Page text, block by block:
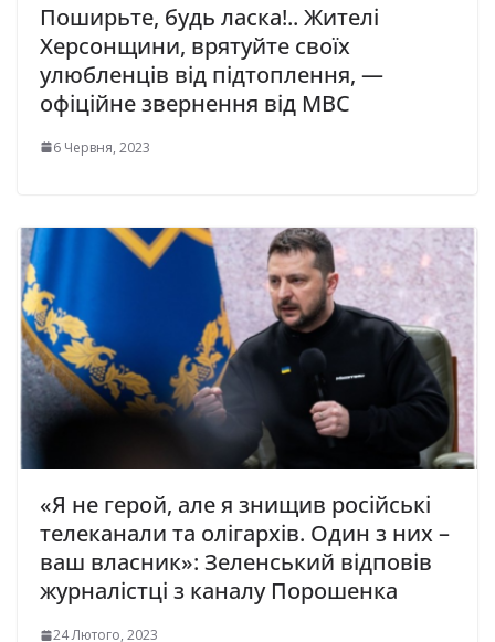
Поширьте, будь ласка!.. Житeлі
Херсонщини, врятуйте своїх
улюбленців від підтоплення, —
офіційне звернення від МВС
6 Червня, 2023
«Я не герой, але я знищив російські
телеканали та олігархів. Один з них –
ваш власник»: Зеленський відповів
журналістці з каналу Порошенка
24 Лютого, 2023